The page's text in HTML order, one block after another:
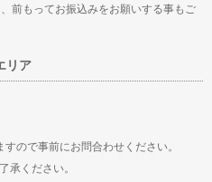
前もってお振込みをお願いする事もご
リア
ので事前にお問合わせください。
承ください。